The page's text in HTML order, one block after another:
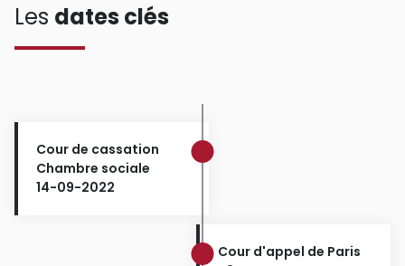
Les dates clés
Cour de cassation
Chambre sociale
14-09-2022
Cour d'appel de Paris